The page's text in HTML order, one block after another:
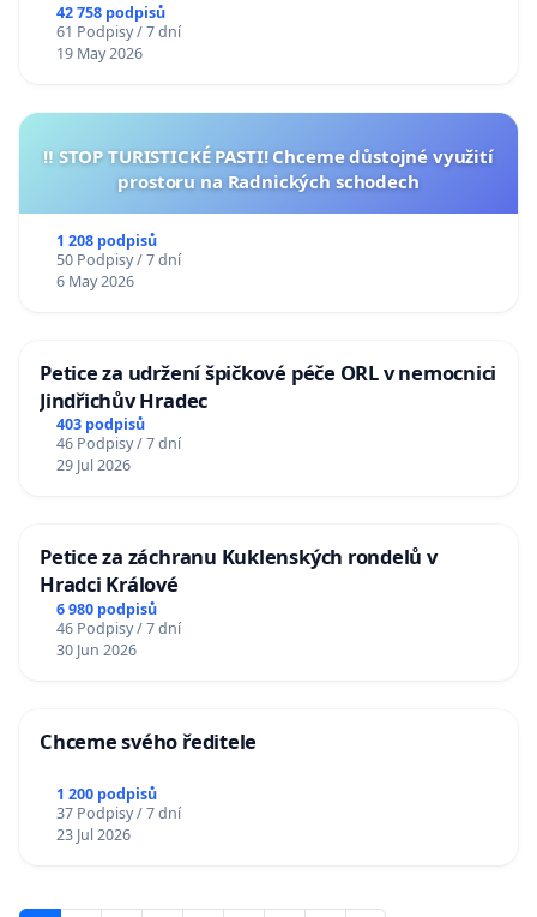
42 758 podpisů
61 Podpisy / 7 dní
19 May 2026
‼️ STOP TURISTICKÉ PASTI! Chceme důstojné využití
prostoru na Radnických schodech
1 208 podpisů
50 Podpisy / 7 dní
6 May 2026
Petice za udržení špičkové péče ORL v nemocnici
Jindřichův Hradec
403 podpisů
46 Podpisy / 7 dní
29 Jul 2026
Petice za záchranu Kuklenských rondelů v
Hradci Králové
6 980 podpisů
46 Podpisy / 7 dní
30 Jun 2026
Chceme svého ředitele
1 200 podpisů
37 Podpisy / 7 dní
23 Jul 2026